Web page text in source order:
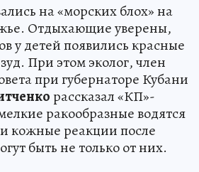
на «морских блох» на
Отдыхающие уверены,
у детей появились красные
При этом эколог, член
при губернаторе Кубани
рассказал «КП»-
ракообразные водятся
кожные реакции после
быть не только от них.